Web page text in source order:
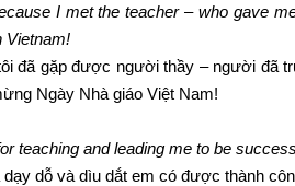
I met the teacher – who gave
Vietnam!
đã gặp được người thầy – người đã
Ngày Nhà giáo Việt Nam!
teaching and leading me to be
dỗ và dìu dắt em có được thành